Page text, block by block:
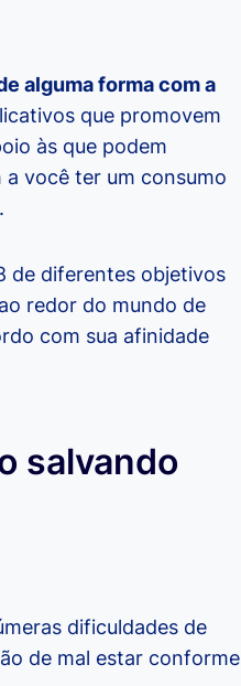
alguma forma com a
que promovem
às que podem
a você ter um consumo
.
de diferentes objetivos
redor do mundo de
com sua afinidade
salvando
dificuldades de
de mal estar conforme